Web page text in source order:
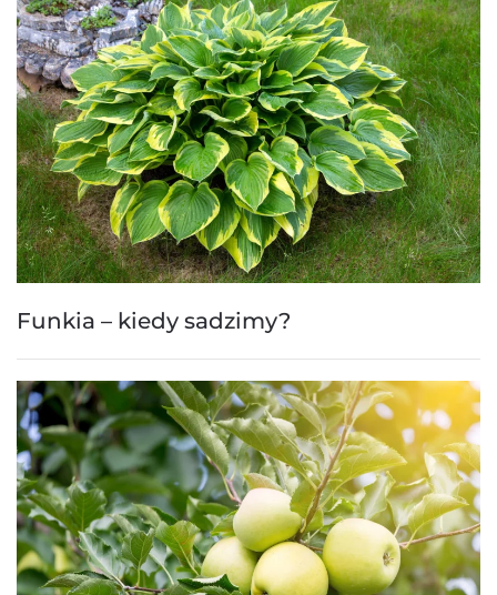
Funkia – kiedy sadzimy?